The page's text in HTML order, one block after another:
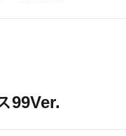
99Ver.